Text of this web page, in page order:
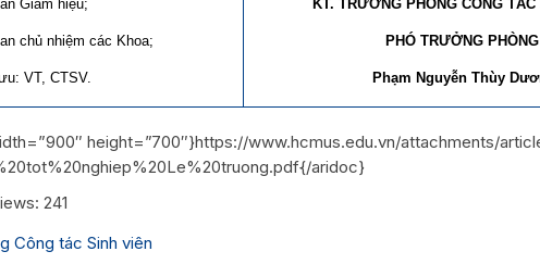
hiệu;
nhiệm các Khoa;
CTSV.
KT. TRƯỞNG PHÒNG CÔNG TÁC
PHÓ TRƯỞNG PHÒNG
Phạm Nguyễn Thùy
height=”700″}https://www.hcmus.edu.vn/attachments/
aridoc}
241
Công tác Sinh viên